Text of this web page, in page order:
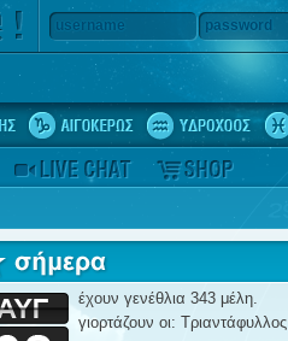
username password
έχουν γενέθλια 343 μέλη.
γιορτάζουν οι: Τριαντάφυλλος